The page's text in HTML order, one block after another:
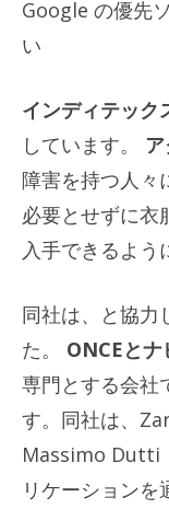
Google の優先
い
インディテック
しています。
障害を持つ人々
必要とせずに衣
入手できるよう
同社は、と協力
た。 ONCEとナ
専門とする会社
す。同社は、
Massimo Dutti
リケーション